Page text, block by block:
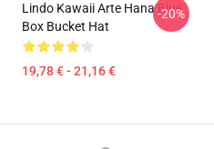
Lindo Kawaii Arte Hana Blue
Box Bucket Hat
19,78 € - 21,16 €
-20%